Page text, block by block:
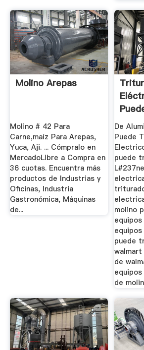
Molino Arepas
Molino # 42 Para
Carne,maíz Para Arepas,
Yuca, Aji. ... Cómpralo en
MercadoLibre a Compra en
36 cuotas. Encuentra más
productos de Industrias y
Oficinas, Industria
Gastronómica, Máquinas
de...
De
Puede
puede
molino
puede
de
de